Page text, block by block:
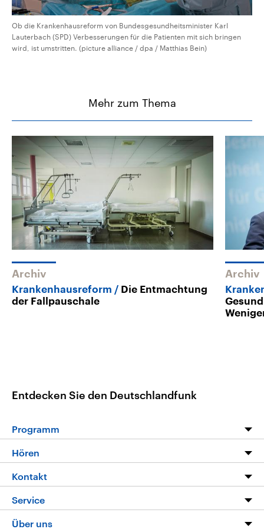
Ob die Krankenhausreform von Bundesgesundheitsminister Karl
Lauterbach (SPD) Verbesserungen für die Patienten mit sich bringen
wird, ist umstritten. (picture alliance / dpa / Matthias Bein)
Mehr zum Thema
Archiv
Krankenhausreform
Die Entmachtung
der Fallpauschale
Archiv
Entdecken Sie den Deutschlandfunk
Programm
Programm
Die Nachrichten
Nachrichtenleicht
Neue Beiträge auf dlf.de
Hören
Livestream
Podcasts
Kontakt
Hörerservice
Service
FAQ
Über uns